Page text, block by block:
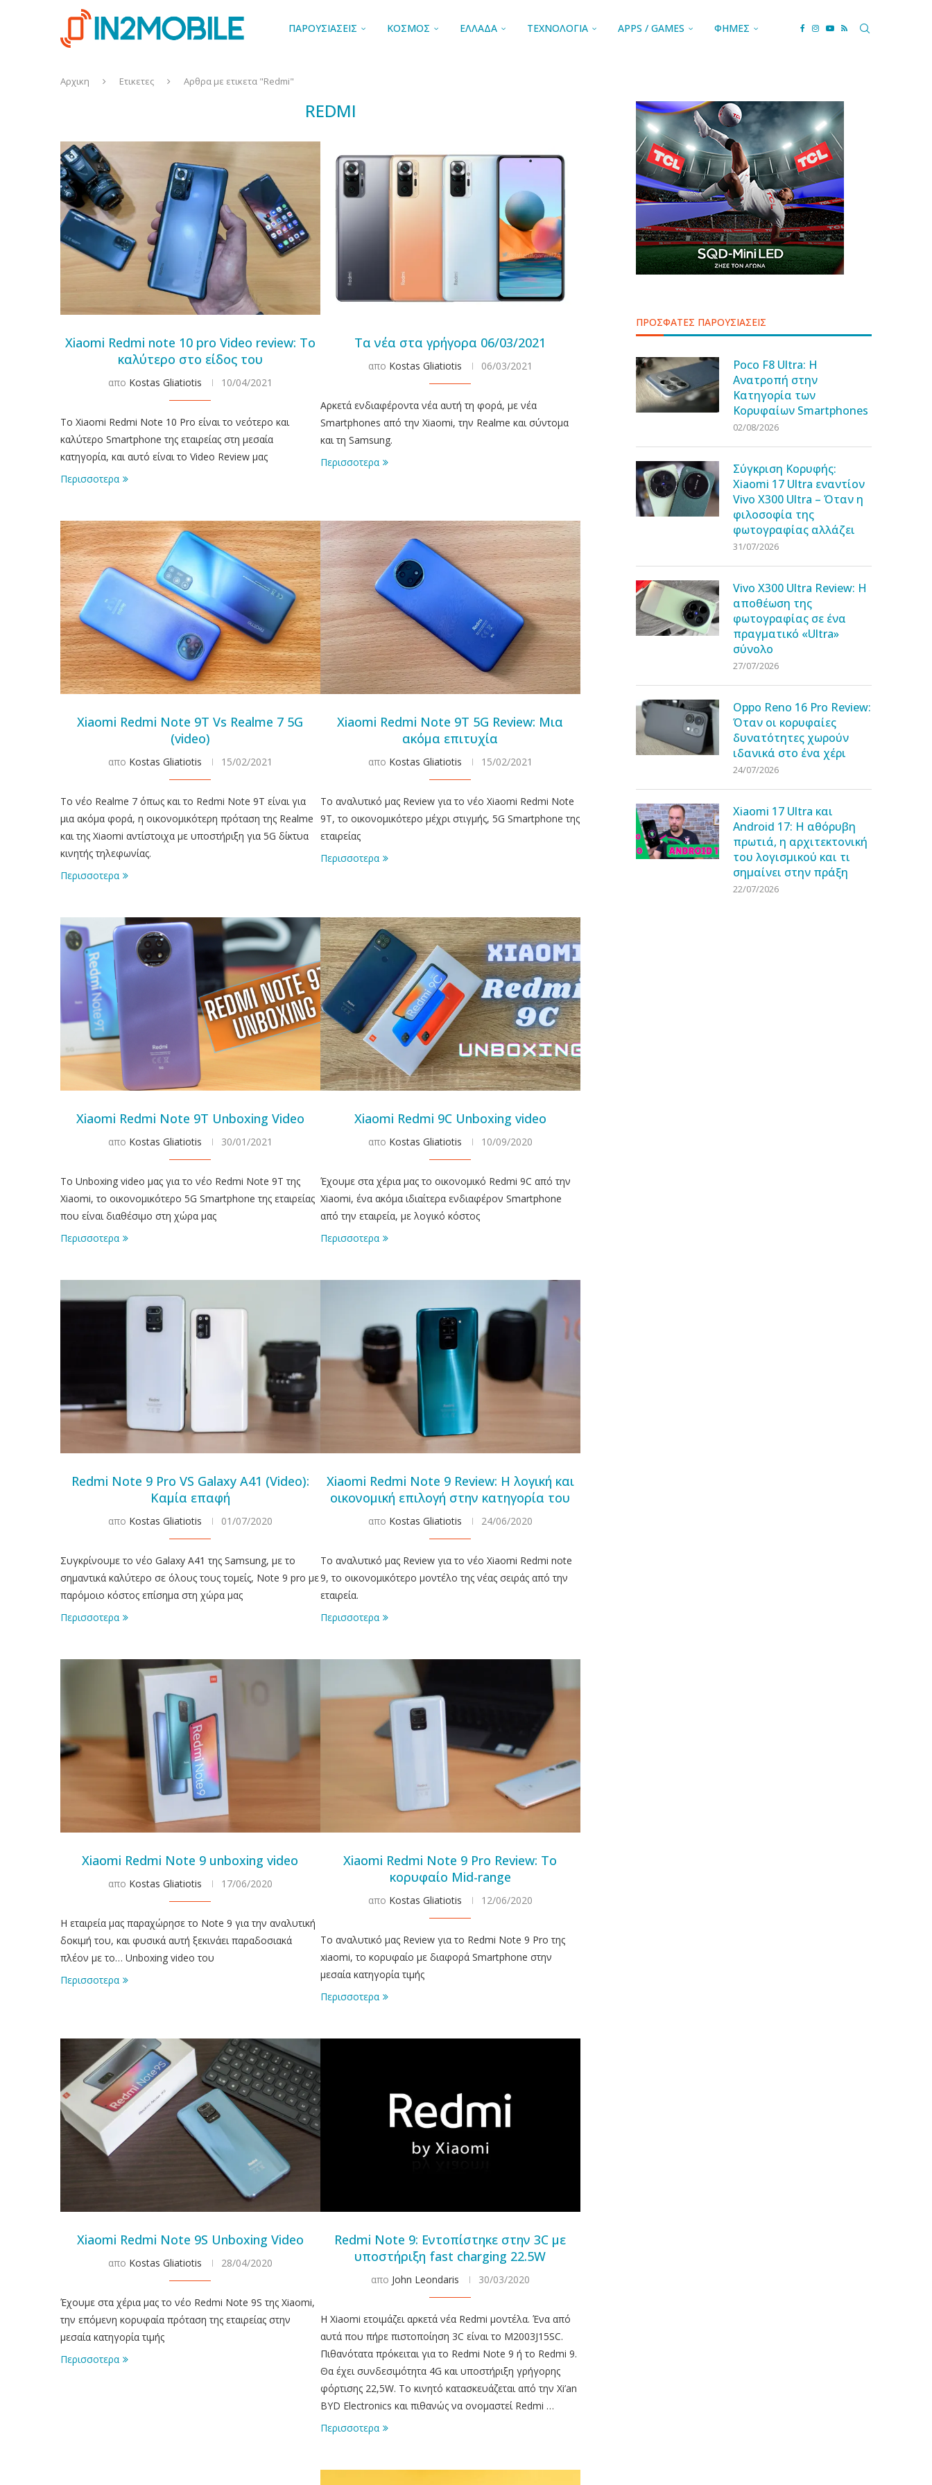
ΠΑΡΟΥΣΙΑΣΕΙΣ ΚΟΣΜΟΣ ΕΛΛΑΔΑ ΤΕΧΝΟΛΟΓΙΑ APPS / GAMES ΦΗΜΕΣ
Αρχικη Ετικετες Αρθρα με ετικετα "Redmi"
REDMI
Xiaomi Redmi note 10 pro Video review: Το
καλύτερο στο είδος του
απο Kostas Gliatiotis 10/04/2021
To Xiaomi Redmi Note 10 Pro είναι το νεότερο και
καλύτερο Smartphone της εταιρείας στη μεσαία
κατηγορία, και αυτό είναι το Video Review μας
Περισσοτερα
Τα νέα στα γρήγορα 06/03/2021
απο Kostas Gliatiotis 06/03/2021
Αρκετά ενδιαφέροντα νέα αυτή τη φορά, με νέα
Smartphones από την Xiaomi, την Realme και σύντομα
και τη Samsung.
Περισσοτερα
Xiaomi Redmi Note 9T Vs Realme 7 5G
(video)
απο Kostas Gliatiotis 15/02/2021
Το νέο Realme 7 όπως και το Redmi Note 9T είναι για
μια ακόμα φορά, η οικονομικότερη πρόταση της Realme
και της Xiaomi αντίστοιχα με υποστήριξη για 5G δίκτυα
κινητής τηλεφωνίας.
Περισσοτερα
Xiaomi Redmi Note 9T 5G Review: Μια
ακόμα επιτυχία
απο Kostas Gliatiotis 15/02/2021
Το αναλυτικό μας Review για το νέο Xiaomi Redmi Note
9T, το οικονομικότερο μέχρι στιγμής, 5G Smartphone της
εταιρείας
Περισσοτερα
Xiaomi Redmi Note 9T Unboxing Video
απο Kostas Gliatiotis 30/01/2021
Το Unboxing video μας για το νέο Redmi Note 9T της
Xiaomi, το οικονομικότερο 5G Smartphone της εταιρείας
που είναι διαθέσιμο στη χώρα μας
Περισσοτερα
Xiaomi Redmi 9C Unboxing video
απο Kostas Gliatiotis 10/09/2020
Έχουμε στα χέρια μας το οικονομικό Redmi 9C από την
Xiaomi, ένα ακόμα ιδιαίτερα ενδιαφέρον Smartphone
από την εταιρεία, με λογικό κόστος
Περισσοτερα
Redmi Note 9 Pro VS Galaxy A41 (Video):
Καμία επαφή
απο Kostas Gliatiotis 01/07/2020
Συγκρίνουμε το νέο Galaxy A41 της Samsung, με το
σημαντικά καλύτερο σε όλους τους τομείς, Note 9 pro με
παρόμοιο κόστος επίσημα στη χώρα μας
Περισσοτερα
Xiaomi Redmi Note 9 Review: Η λογική και
οικονομική επιλογή στην κατηγορία του
απο Kostas Gliatiotis 24/06/2020
Το αναλυτικό μας Review για το νέο Xiaomi Redmi note
9, το οικονομικότερο μοντέλο της νέας σειράς από την
εταιρεία.
Περισσοτερα
Xiaomi Redmi Note 9 unboxing video
απο Kostas Gliatiotis 17/06/2020
Η εταιρεία μας παραχώρησε το Note 9 για την αναλυτική
δοκιμή του, και φυσικά αυτή ξεκινάει παραδοσιακά
πλέον με το… Unboxing video του
Περισσοτερα
Xiaomi Redmi Note 9 Pro Review: Το
κορυφαίο Mid-range
απο Kostas Gliatiotis 12/06/2020
Το αναλυτικό μας Review για το Redmi Note 9 Pro της
xiaomi, το κορυφαίο με διαφορά Smartphone στην
μεσαία κατηγορία τιμής
Περισσοτερα
Xiaomi Redmi Note 9S Unboxing Video
απο Kostas Gliatiotis 28/04/2020
Έχουμε στα χέρια μας το νέο Redmi Note 9S της Xiaomi,
την επόμενη κορυφαία πρόταση της εταιρείας στην
μεσαία κατηγορία τιμής
Περισσοτερα
Redmi Note 9: Εντοπίστηκε στην 3C με
υποστήριξη fast charging 22.5W
απο John Leondaris 30/03/2020
Η Xiaomi ετοιμάζει αρκετά νέα Redmi μοντέλα. Ένα από
αυτά που πήρε πιστοποίηση 3C είναι το M2003J15SC.
Πιθανότατα πρόκειται για το Redmi Note 9 ή το Redmi 9.
Θα έχει συνδεσιμότητα 4G και υποστήριξη γρήγορης
φόρτισης 22,5W. Το κινητό κατασκευάζεται από την Xi’an
BYD Electronics και πιθανώς να ονομαστεί Redmi …
Περισσοτερα
ΠΡΟΣΦΑΤΕΣ ΠΑΡΟΥΣΙΑΣΕΙΣ
Poco F8 Ultra: Η
Ανατροπή στην
Κατηγορία των
Κορυφαίων Smartphones
02/08/2026
Σύγκριση Κορυφής:
Xiaomi 17 Ultra εναντίον
Vivo X300 Ultra – Όταν η
φιλοσοφία της
φωτογραφίας αλλάζει
31/07/2026
Vivo X300 Ultra Review: Η
αποθέωση της
φωτογραφίας σε ένα
πραγματικό «Ultra»
σύνολο
27/07/2026
Oppo Reno 16 Pro Review:
Όταν οι κορυφαίες
δυνατότητες χωρούν
ιδανικά στο ένα χέρι
24/07/2026
Xiaomi 17 Ultra και
Android 17: Η αθόρυβη
πρωτιά, η αρχιτεκτονική
του λογισμικού και τι
σημαίνει στην πράξη
22/07/2026